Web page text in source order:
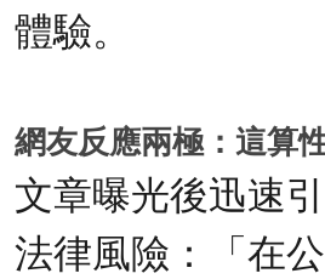
體驗。
網友反應兩極：這算
文章曝光後迅速
法律風險：「在